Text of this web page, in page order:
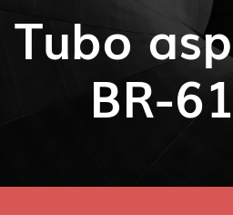
Tubo
BR-